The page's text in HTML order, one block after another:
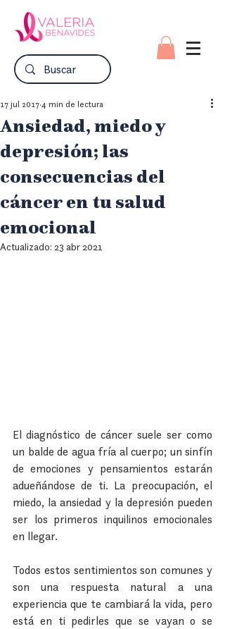
Ansiedad, miedo y
depresión; las
consecuencias del
cáncer en tu salud
emocional
17 jul 2017 4 min de lectura
Actualizado: 23 abr 2021
El diagnóstico de cáncer suele ser como
un balde de agua fría al cuerpo; un sinfín
de emociones y pensamientos estarán
adueñándose de ti. La preocupación, el
miedo, la ansiedad y la depresión pueden
ser los primeros inquilinos emocionales
en llegar.
Todos estos sentimientos son comunes y
son una respuesta natural a una
experiencia que te cambiará la vida, pero
está en ti pedirles que se vayan o se